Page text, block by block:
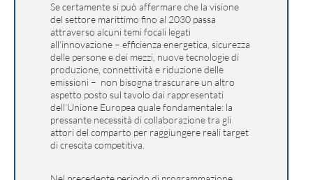
Se certamente si può affermare che la visione
del settore marittimo fino al 2030 passa
attraverso alcuni temi focali legati
all’innovazione – efficienza energetica, sicurezza
delle persone e dei mezzi, nuove tecnologie di
produzione, connettività e riduzione delle
emissioni – non bisogna trascurare un altro
aspetto posto sul tavolo dai rappresentati
dell’Unione Europea quale fondamentale: la
pressante necessità di collaborazione tra gli
attori del comparto per raggiungere reali target
di crescita competitiva.